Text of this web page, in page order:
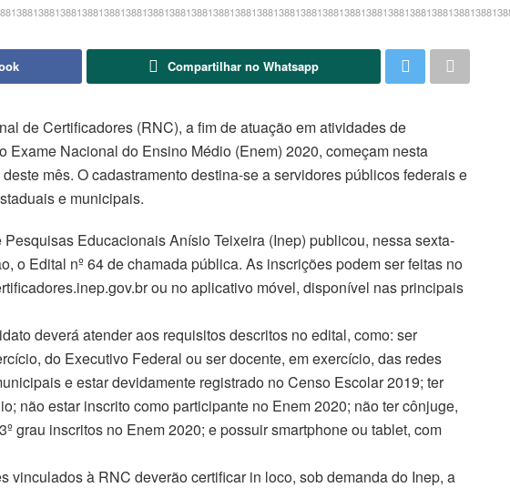
Compartilhar no Whatsapp
de Certificadores (RNC), a fim de atuação em atividades de
Exame Nacional do Ensino Médio (Enem) 2020, começam nesta
mês. O cadastramento destina-se a servidores públicos federais e
e municipais.
Educacionais Anísio Teixeira (Inep) publicou, nessa sexta-
o Edital nº 64 de chamada pública. As inscrições podem ser feitas no
ou no aplicativo móvel, disponível nas principais
deverá atender aos requisitos descritos no edital, como: ser
do Executivo Federal ou ser docente, em exercício, das redes
e estar devidamente registrado no Censo Escolar 2019; ter
não estar inscrito como participante no Enem 2020; não ter cônjuge,
grau inscritos no Enem 2020; e possuir smartphone ou tablet, com
vinculados à RNC deverão certificar in loco, sob demanda do Inep, a